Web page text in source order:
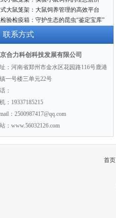
大鼠笼架：大鼠饲养管理的高效平台
验检疫箱：守护生态的昆虫“鉴定宝库”
联系方式
合力科创科技发展有限公司
：河南省郑州市金水区花园路116号鹿港
一号楼三单元22号
：
：19337185215
：2500987417@qq.com
：www.56032126.com
首页